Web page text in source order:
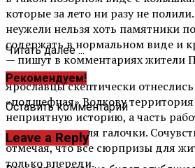
которые за лето ни разу не
неужели нельзя хоть памятники
содержать в нормальном виде и
— пишут в комментариях жители
Ярославцы скептически
«подшефная» Волкову территория
неприятную историю, а часть
выполняется для галочки.
отмечая, что все сюрпризы для
только впереди.
Читать далее ...
Рекомендуем!
Оставить комментарий
Leave a Reply